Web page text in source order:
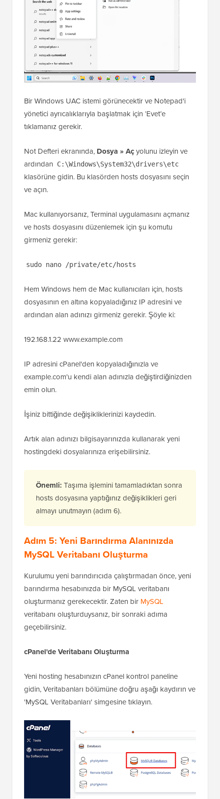
Bir Windows UAC istemi görünecektir ve Notepad'i
yönetici ayrıcalıklarıyla başlatmak için ‘Evet’e
tıklamanız gerekir.
Not Defteri ekranında, Dosya » Açyolunu izleyin ve
ardından
C:\Windows\System32\drivers\etc
klasörüne gidin. Bu klasörden hosts dosyasını seçin
ve açın.
Mac kullanıyorsanız, Terminal uygulamasını açmanız
ve hosts dosyasını düzenlemek için şu komutu
girmeniz gerekir:
sudo nano /private/etc/hosts
Hem Windows hem de Mac kullanıcıları için, hosts
dosyasının en altına kopyaladığınız IP adresini ve
ardından alan adınızı girmeniz gerekir. Şöyle ki:
192.168.1.22 www.example.com
IP adresini cPanel'den kopyaladığınızla ve
example.com'u kendi alan adınızla değiştirdiğinizden
emin olun.
İşiniz bittiğinde değişikliklerinizi kaydedin.
Artık alan adınızı bilgisayarınızda kullanarak yeni
hostingdeki dosyalarınıza erişebilirsiniz.
Önemli: Taşıma işlemini tamamladıktan sonra
hosts dosyasına yaptığınız değişiklikleri geri
almayı unutmayın (adım 6).
Adım 5: Yeni Barındırma Alanınızda
MySQL Veritabanı Oluşturma
Kurulumu yeni barındırıcıda çalıştırmadan önce, yeni
barındırma hesabınızda bir MySQL veritabanı
oluşturmanız gerekecektir. Zaten bir MySQL
veritabanı oluşturduysanız, bir sonraki adıma
geçebilirsiniz.
cPanel'de Veritabanı Oluşturma
Yeni hosting hesabınızın cPanel kontrol paneline
gidin, Veritabanları bölümüne doğru aşağı kaydırın ve
'MySQL Veritabanları' simgesine tıklayın.